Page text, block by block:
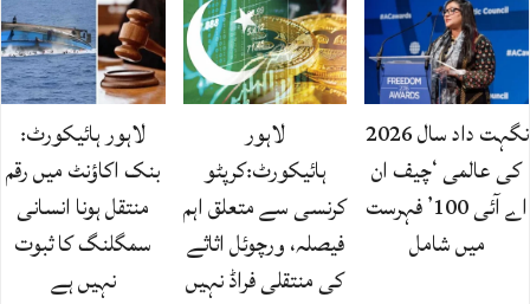
نگہت داد سال 2026
کی عالمی ‘چیف ان
اے آئی 100’ فہرست
میں شامل
لاہور
ہائیکورٹ:کرپٹو
کرنسی سے متعلق اہم
فیصلہ، ورچوئل اثاثے
کی منتقلی فراڈ نہیں‌
لاہور ہائیکورٹ:
بنک اکاؤنٹ میں رقم
منتقل ہونا انسانی
سمگلنگ کا ثبوت
نہیں ہے